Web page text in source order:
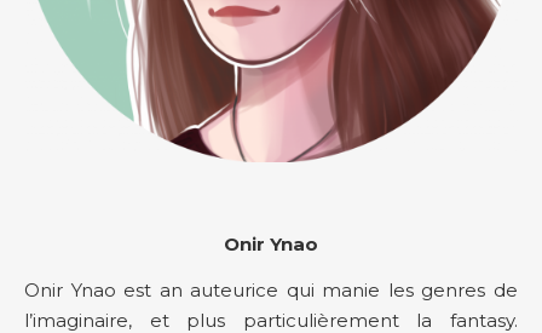
Onir Ynao
Onir Ynao est an auteurice qui manie les genres de
l’imaginaire, et plus particulièrement la fantasy.